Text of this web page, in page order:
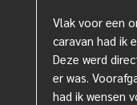
Vlak voor een
caravan had ik
Deze werd
er was.
had ik wensen